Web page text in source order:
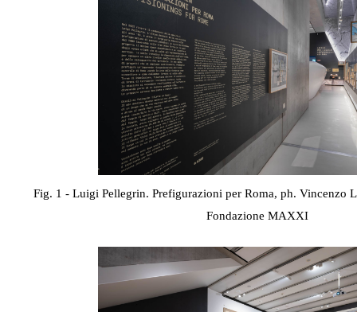
Fig. 1 - Luigi Pellegrin. Prefigurazioni per Roma, ph. Vincenzo
Fondazione MAXXI